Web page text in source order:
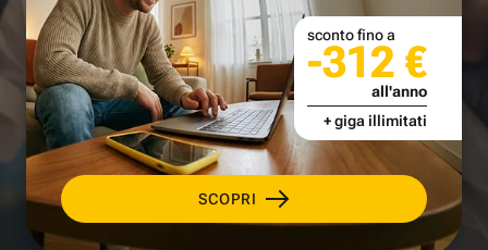
SCOPRI
sconto fino a
-312 €
all'anno
+ giga illimitati